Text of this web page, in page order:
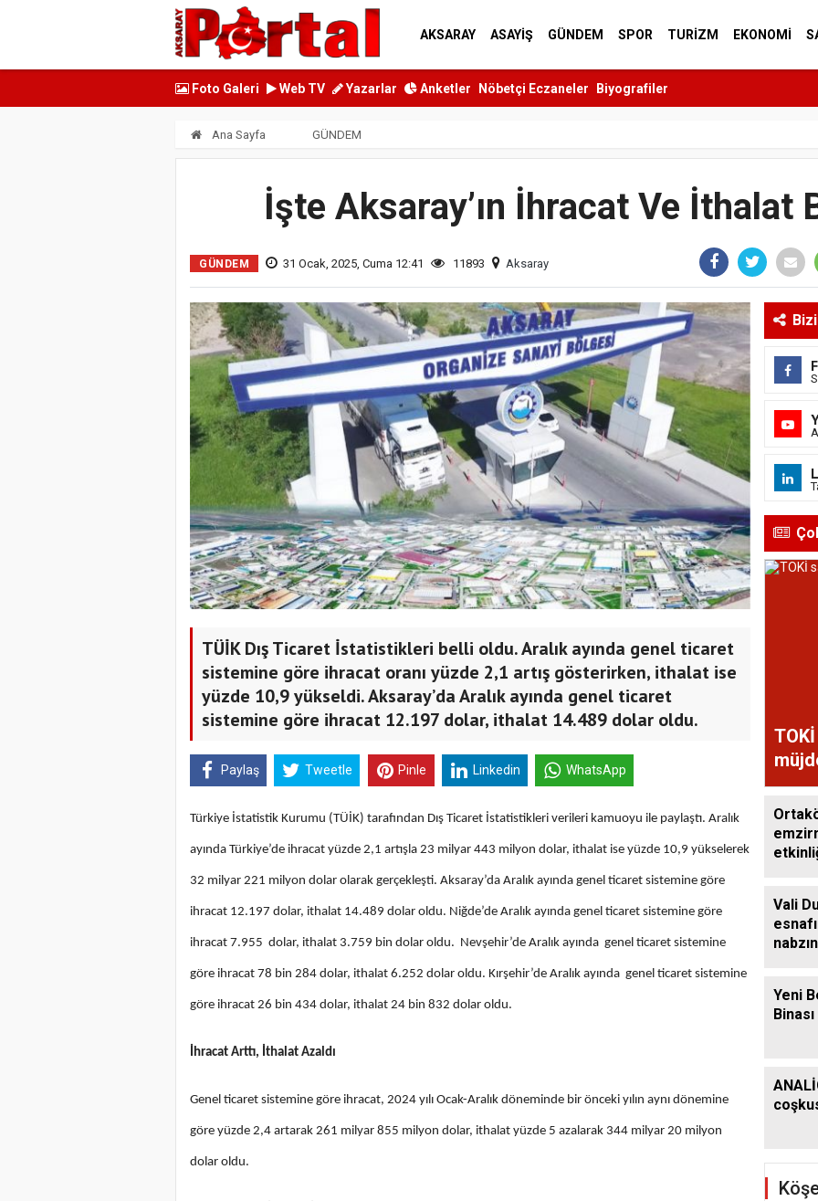
AKSARAY ASAYİŞ GÜNDEM SPOR TURİZM EKONOMİ
Foto Galeri Web TV Yazarlar Anketler Nöbetçi Eczaneler Biyografiler
Ana Sayfa GÜNDEM
İşte Aksaray’ın İhracat Ve İthalat
GÜNDEM 31 Ocak, 2025, Cuma 12:41 11893 Aksaray
TÜİK Dış Ticaret İstatistikleri belli oldu. Aralık ayında genel ticaret
sistemine göre ihracat oranı yüzde 2,1 artış gösterirken, ithalat ise
yüzde 10,9 yükseldi. Aksaray’da Aralık ayında genel ticaret
sistemine göre ihracat 12.197 dolar, ithalat 14.489 dolar oldu.
Paylaş Tweetle Pinle Linkedin WhatsApp
Türkiye İstatistik Kurumu (TÜİK) tarafından Dış Ticaret İstatistikleri verileri kamuoyu ile paylaştı. Aralık
ayında Türkiye’de ihracat yüzde 2,1 artışla 23 milyar 443 milyon dolar, ithalat ise yüzde 10,9 yükselerek
32 milyar 221 milyon dolar olarak gerçekleşti. Aksaray’da Aralık ayında genel ticaret sistemine göre
ihracat 12.197 dolar, ithalat 14.489 dolar oldu. Niğde’de Aralık ayında genel ticaret sistemine göre
ihracat 7.955 dolar, ithalat 3.759 bin dolar oldu. Nevşehir’de Aralık ayında genel ticaret sistemine
göre ihracat 78 bin 284 dolar, ithalat 6.252 dolar oldu. Kırşehir’de Aralık ayında genel ticaret sistemine
göre ihracat 26 bin 434 dolar, ithalat 24 bin 832 dolar oldu.
İhracat Arttı, İthalat Azaldı
Genel ticaret sistemine göre ihracat, 2024 yılı Ocak-Aralık döneminde bir önceki yılın aynı dönemine
göre yüzde 2,4 artarak 261 milyar 855 milyon dolar, ithalat yüzde 5 azalarak 344 milyar 20 milyon
dolar oldu.
Vali
Yeni